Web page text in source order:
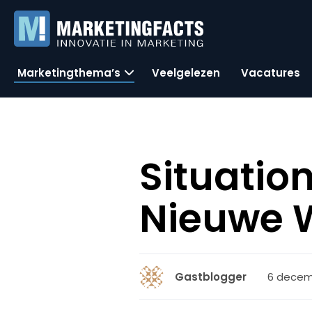
Marketingthema’s Veelgelezen Vacatures
Nieuwe
Gastblogger 6